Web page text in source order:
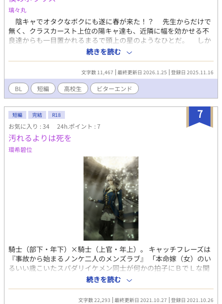
璃々丸
陰キャでオタクなボクにも遂に春が来た！？ 先生からだけで
無く、クラスカースト上位の陽キャ達も、近隣に幅を効かせる不
良達からも一目置かれるまるで頭上の星のようなひとだ。 しか
も、オタクにまで優しい。たまたま読んでいたボクの大好きなコ
ミック「恋色なな色どろっぷす」を指差して、「あ、ソレ面白い
よね」なんて話しかけられて以来、何かと話しかけられるように
なっていった。 これだけだとたまたまかな？と思うけど距離も
何かと近くて・・・・・・コレ、ってボクの勘違い？それとも？
・・・・・・なぁーんて、ボクの自意識過剰かな。 なんて、
ボクの片思いから始まる甘酸っぱいお話。 みたいなBSS未満な
お話。
続きを読む
文字数 11,467 最終更新日 2026.1.25 登録日 2025.11.16
BL 短編 高校生 ビターエンド
7
短編 完結 R18
お気に入り : 34 24h.ポイント : 7
汚れるよりは死を
環希碧位
騎士（部下・年下）×騎士（上官・年上）。 キャッチフレーズは
『事故から始まるノンケ二人のメンズラブ』 「本命嫁（女）のい
るいい歳こいたスパダリイケメン同士が何かの拍子にＢでＬな関
係に目覚めるのって美味しいよね……！」という作者の歪んだ嗜
好が生んだ妄想話です。 （※エッセンス程度にモブ攻め要素もあ
ります。苦手な方は注意）
続きを読む
文字数 22,293 最終更新日 2021.10.27 登録日 2021.10.26